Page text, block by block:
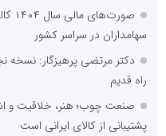
سهامداران در سراسر کشور
دکتر مرتضی پرهیزگار: نسخه
راه قدیم
صنعت چوب؛ هنر، خلاقیت و
پشتیبانی از کالای ایرانی است